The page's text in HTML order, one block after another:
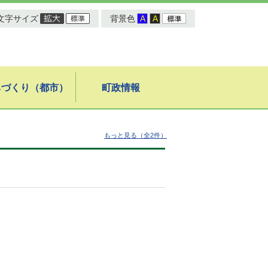
字サイズ 背景色
くり（都市） 町政情報
もっと見る（全2件）